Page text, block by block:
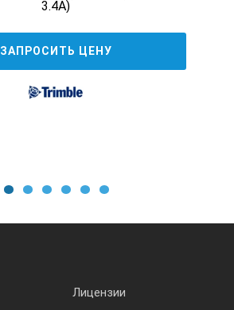
3.4A)
ЗАПРОСИТЬ ЦЕНУ
Лицензии